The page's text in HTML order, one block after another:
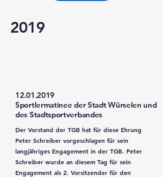
2019
12.01.2019
Sportlermatinee der Stadt Würselen und
des Stadtsportverbandes
Der Vorstand der TGB hat für diese Ehrung
Peter Schreiber vorgeschlagen für sein
langjähriges Engagement in der TGB. Peter
Schreiber wurde an diesem Tag für sein
Engagement als 2. Vorsitzender für den